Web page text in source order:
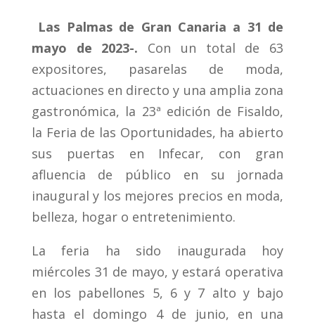
Las Palmas de Gran Canaria a 31 de
mayo de 2023-. Con un total de 63
expositores, pasarelas de moda,
actuaciones en directo y una amplia zona
gastronómica, la 23ª edición de Fisaldo,
la Feria de las Oportunidades, ha abierto
sus puertas en Infecar, con gran
afluencia de público en su jornada
inaugural y los mejores precios en moda,
belleza, hogar o entretenimiento.
La feria ha sido inaugurada hoy
miércoles 31 de mayo, y estará operativa
en los pabellones 5, 6 y 7 alto y bajo
hasta el domingo 4 de junio, en una